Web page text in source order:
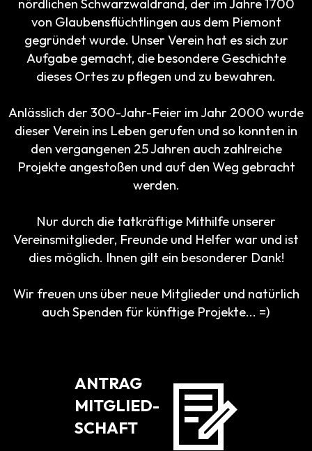
nördlichen Schwarzwaldrand, der im Jahre 1700
von Glaubensflüchtlingen aus dem Piemont
gegründet wurde. Unser Verein hat es sich zur
Aufgabe gemacht, die besondere Geschichte
dieses Ortes zu pflegen und zu bewahren.
Anlässlich der 300-Jahr-Feier im Jahr 2000 wurde
dieser Verein ins Leben gerufen und so konnten in
den vergangenen 25 Jahren auch zahlreiche
Projekte angestoßen und auf den Weg gebracht
werden.
Nur durch die tatkräftige Mithilfe unserer
Vereinsmitglieder, Freunde und Helfer war und ist
dies möglich. Ihnen gilt ein besonderer Dank!
Wir freuen uns über neue Mitglieder und natürlich
auch Spenden für künftige Projekte... =)
ANTRAG
MITGLIED-
SCHAFT